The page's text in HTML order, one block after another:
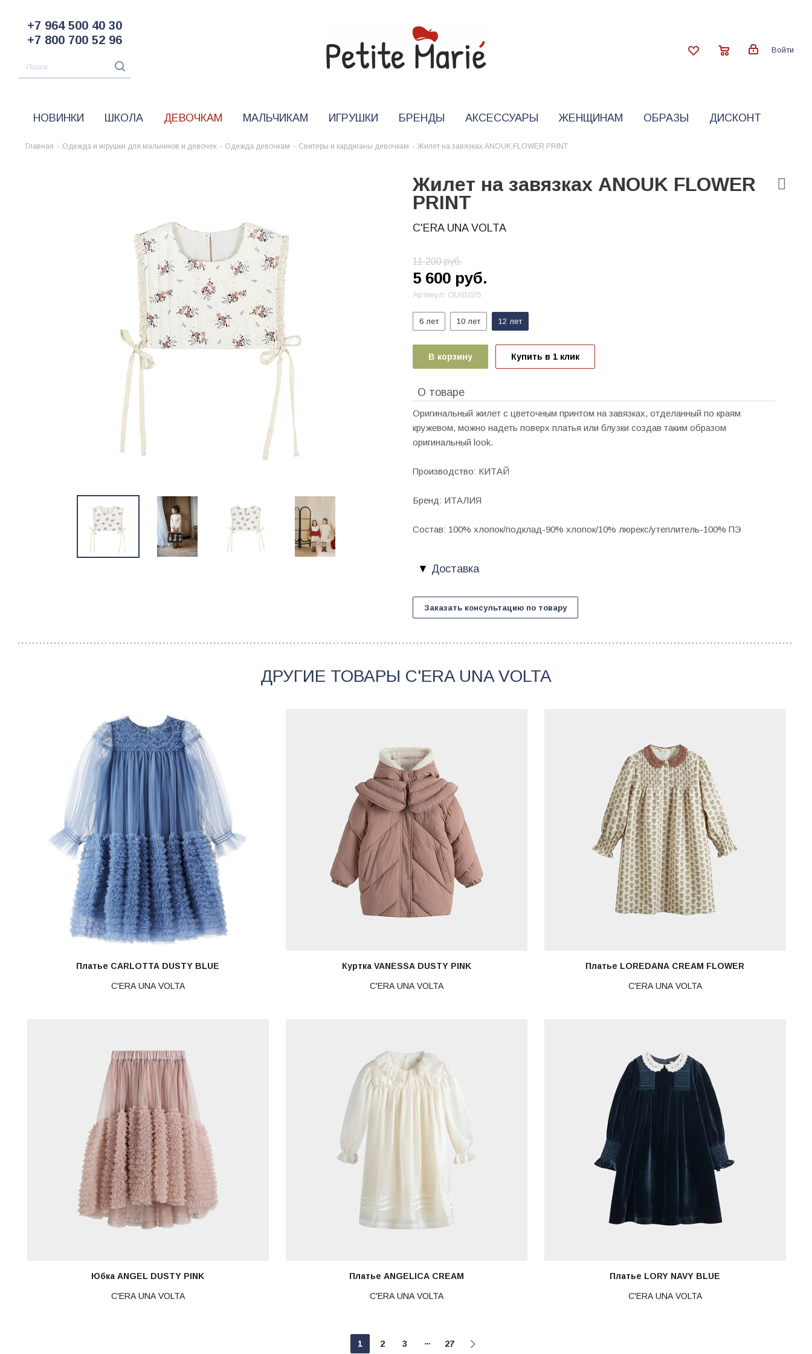
+7 964 500 40 30
+7 800 700 52 96
Войти
НОВИНКИ ШКОЛА ДЕВОЧКАМ МАЛЬЧИКАМ ИГРУШКИ БРЕНДЫ АКСЕССУАРЫ ЖЕНЩИНАМ ОБРАЗЫ ДИСКОНТ
Главная - Одежда и игрушки для мальчиков и девочек - Одежда девочкам - Свитеры и кардиганы девочкам - Жилет на завязках ANOUK FLOWER PRINT
Жилет на завязках ANOUK FLOWER
PRINT
C'ERA UNA VOLTA
11 200руб.
5 600 руб.
Артикул: OU01025
6 лет 10 лет 12 лет
В корзину Купить в 1 клик
О товаре
Оригинальный жилет с цветочным принтом на завязках, отделанный по краям
кружевом, можно надеть поверх платья или блузки создав таким образом
оригинальный look.
Производство: КИТАЙ
Бренд: ИТАЛИЯ
Состав: 100% хлопок/подклад-90% хлопок/10% люрекс/утеплитель-100% ПЭ
Доставка
Заказать консультацию по товару
ДРУГИЕ ТОВАРЫ C'ERA UNA VOLTA
Платье CARLOTTA DUSTY BLUE
C'ERA UNA VOLTA
Куртка VANESSA DUSTY PINK
C'ERA UNA VOLTA
Платье LOREDANA CREAM FLOWER
C'ERA UNA VOLTA
Юбка ANGEL DUSTY PINK
C'ERA UNA VOLTA
Платье ANGELICA CREAM
C'ERA UNA VOLTA
Платье LORY NAVY BLUE
C'ERA UNA VOLTA
1 2 3 27